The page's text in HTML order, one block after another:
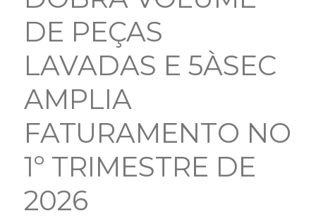
DE PEÇAS
LAVADAS E 5ÀSEC
AMPLIA
FATURAMENTO NO
1º TRIMESTRE DE
2026